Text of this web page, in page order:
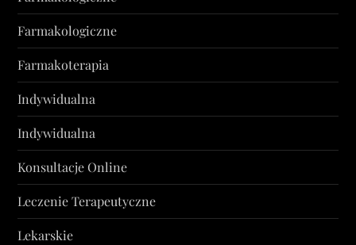
Farmakologiczne
Farmakoterapia
Indywidualna
Indywidualna
Konsultacje Online
Leczenie Terapeutyczne
Lekarskie